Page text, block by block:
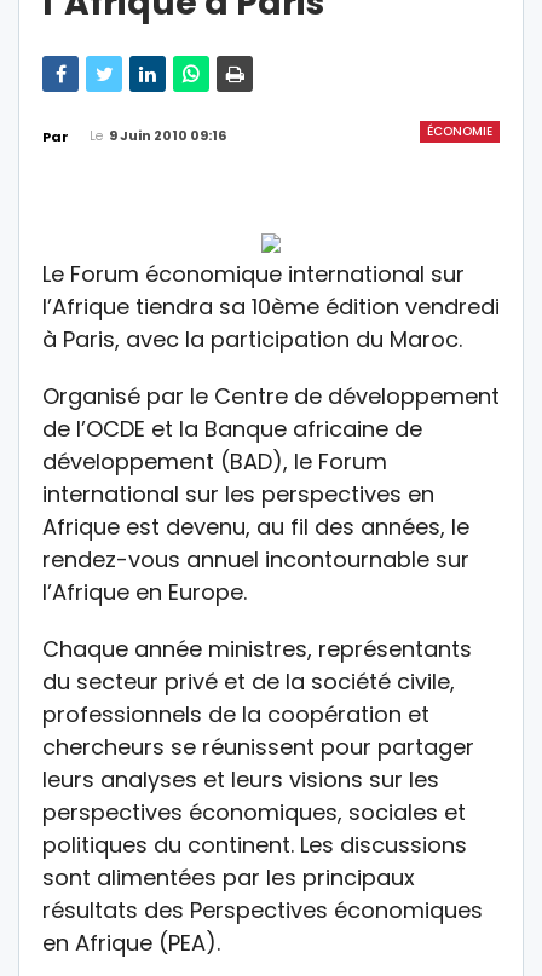
ÉCONOMIE
Par Le 9 Juin 2010 09:16
Le Forum économique international sur
l’Afrique tiendra sa 10ème édition vendredi
à Paris, avec la participation du Maroc.
Organisé par le Centre de développement
de l’OCDE et la Banque africaine de
développement (BAD), le Forum
international sur les perspectives en
Afrique est devenu, au fil des années, le
rendez-vous annuel incontournable sur
l’Afrique en Europe.
Chaque année ministres, représentants
du secteur privé et de la société civile,
professionnels de la coopération et
chercheurs se réunissent pour partager
leurs analyses et leurs visions sur les
perspectives économiques, sociales et
politiques du continent. Les discussions
sont alimentées par les principaux
résultats des Perspectives économiques
en Afrique (PEA).